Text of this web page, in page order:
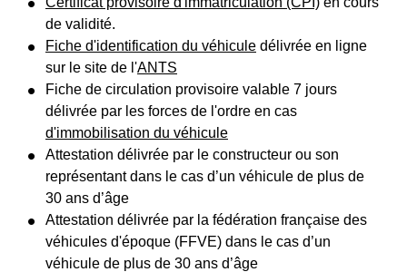
de validité.
Fiche d'identification du véhicule délivrée en ligne
sur le site de l'ANTS
Fiche de circulation provisoire valable 7 jours
délivrée par les forces de l'ordre en cas
d'immobilisation du véhicule
Attestation délivrée par le constructeur ou son
représentant dans le cas d’un véhicule de plus de
30 ans d’âge
Attestation délivrée par la fédération française des
véhicules d'époque (FFVE) dans le cas d’un
véhicule de plus de 30 ans d’âge